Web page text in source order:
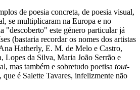
de poesia concreta, de poesia visual,
se multiplicaram na Europa e no
"descoberto" este género particular já
(bastaria recordar os nomes dos artistas
Hatherly, E. M. de Melo e Castro,
Lopes da Silva, Maria João Serrão e
mas também e sobretudo poetisa tout-
que é Salette Tavares, infelizmente não